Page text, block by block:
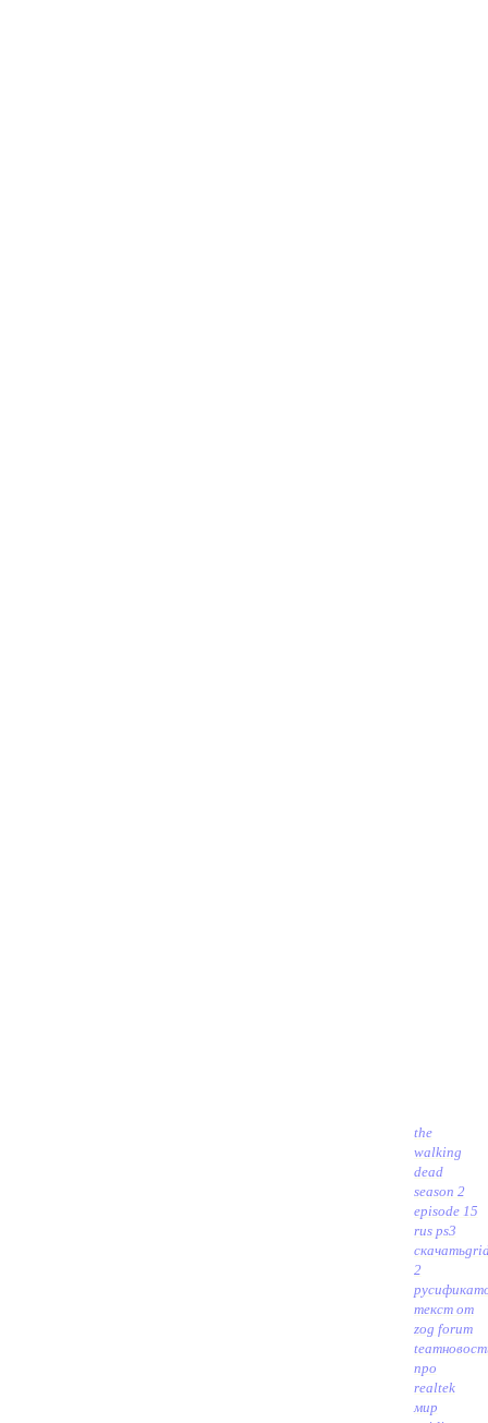
the
walking
dead
season 2
episode 15
rus ps3
скачать
2
текст от
zog forum
team
про
realtek
мир